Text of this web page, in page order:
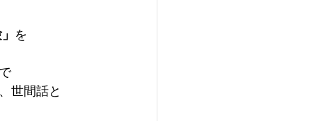
を
世間話と